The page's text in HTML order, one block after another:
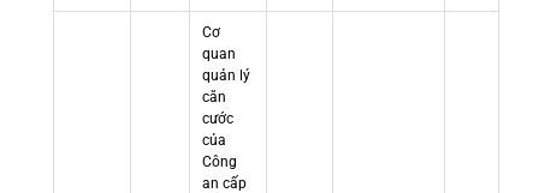
Cơ
quan
quản lý
căn
cước
của
Công
an cấp